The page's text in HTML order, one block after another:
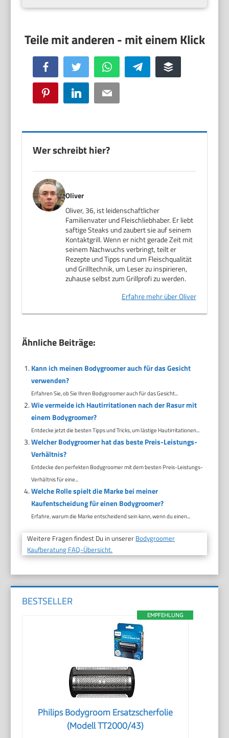
Facebook Twitter WhatsApp Telegram Buffer
Pinterest LinkedIn Email
Wer schreibt hier?
Oliver
Oliver, 36, ist leidenschaftlicher
Familienvater und Fleischliebhaber. Er liebt
saftige Steaks und zaubert sie auf seinem
Kontaktgrill. Wenn er nicht gerade Zeit mit
seinem Nachwuchs verbringt, teilt er
Rezepte und Tipps rund um Fleischqualität
und Grilltechnik, um Leser zu inspirieren,
zuhause selbst zum Grillprofi zu werden.
Erfahre mehr über Oliver
Ähnliche Beiträge:
Kann ich meinen Bodygroomer auch für das Gesicht
verwenden?
Erfahren Sie, ob Sie Ihren Bodygroomer auch für das Gesicht...
Wie vermeide ich Hautirritationen nach der Rasur mit
einem Bodygroomer?
Entdecke jetzt die besten Tipps und Tricks, um lästige Hautirritationen...
Welcher Bodygroomer hat das beste Preis-Leistungs-
Verhältnis?
Entdecke den perfekten Bodygroomer mit dem besten Preis-Leistungs-
Verhältnis für eine...
Welche Rolle spielt die Marke bei meiner
Kaufentscheidung für einen Bodygroomer?
Erfahre, warum die Marke entscheidend sein kann, wenn du einen...
Weitere Fragen findest Du in unserer Bodygroomer
Kaufberatung FAQ-Übersicht.
BESTSELLER
EMPFEHLUNG
Philips Bodygroom Ersatzscherfolie
(Modell TT2000/43)